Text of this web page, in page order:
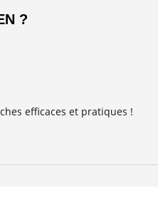
?
efficaces et pratiques !